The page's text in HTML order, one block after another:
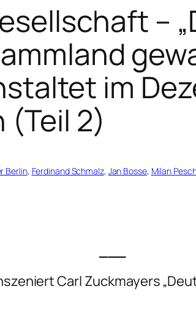
–
im
2)
Berlin, Ferdinand Schmalz, Jan Bosse, Milan
Carl Zuckmayers